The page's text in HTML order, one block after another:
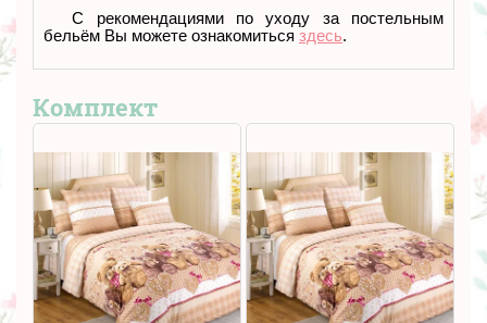
С рекомендациями по уходу за постельным
бельём Вы можете ознакомиться здесь.
Комплект